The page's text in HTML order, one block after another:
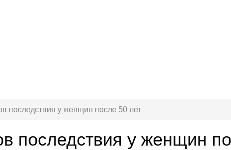
последствия у женщин после 50 лет
последствия у женщин